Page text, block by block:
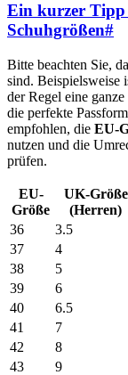
Ein kurzer Tipp
Schuhgrößen#
Bitte beachten Sie,
sind. Beispielsweise
der Regel eine
die perfekte
empfohlen, die EU-
nutzen und die
prüfen.
EU-
Größe
UK-Größe
(Herren)
36
3.5
37
4
38
5
39
6
40
6.5
41
7
42
8
43
9